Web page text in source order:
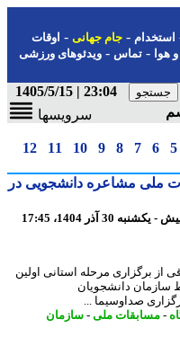
- جام جهانی-اوقات
-تماس-ویدئوهای ورزشی
23:04 | 1405/5/15
سرویسها
6
7
8
9
10
11
12
مشاعره دانشجویی در
مرحله استانی اولین
دانشجویان
صداوسیما ...
ملی -سازمان